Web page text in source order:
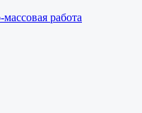
работа